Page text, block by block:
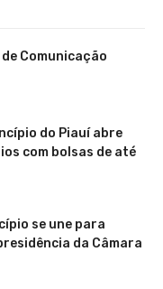
Comunicação
do Piauí abre
com bolsas de até
se une para
da Câmara